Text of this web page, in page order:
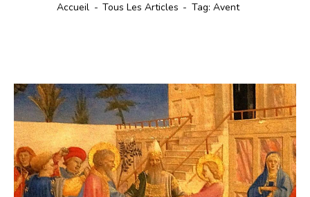
Accueil Tous Les Articles Tag: Avent